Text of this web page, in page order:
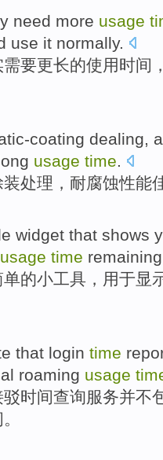
need more usage
use it normally.
需要更长的使用时间
coating dealing,
usage time.
装处理 ， 耐腐蚀性能
widget that shows
usage time remaining
单的小工具 ， 用于显
that login time
roaming usage
驳时间查询服务并不